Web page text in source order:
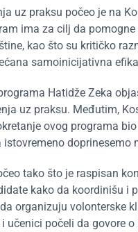
uz praksu počeo je na
ima za cilj da
kao što su kritičko
samoinicijativna
Hatidže Zeka
uz praksu. Međutim,
ovog programa
istovremeno doprinesemo
tako što je raspisan
kako da koordinišu i
organizuju volonterske
učenici počeli da govore